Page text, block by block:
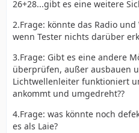
26+28...gibt es eine weitere
2.Frage: könnte das Radio
wenn Tester nichts darüber
3.Frage: Gibt es eine andere
überprüfen, außer ausbauen
Lichtwellenleiter funktioniert
ankommt und umgedreht??
4.Frage: was könnte noch
es als Laie?